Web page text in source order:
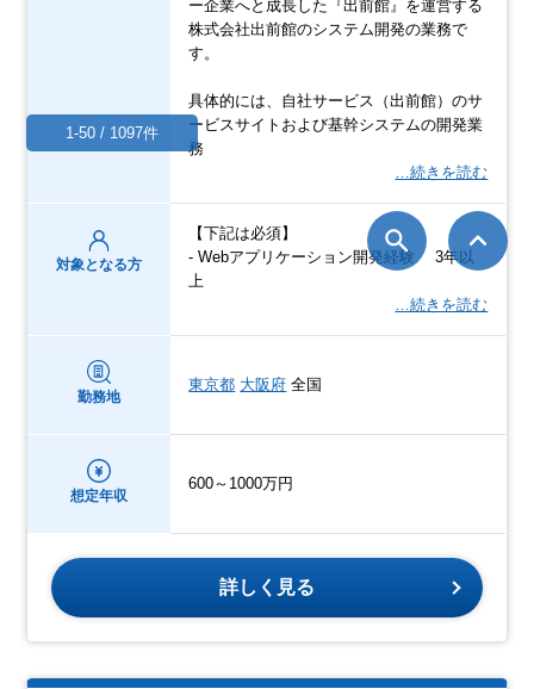
ー企業へと成長した『出前館』を運営する
株式会社出前館のシステム開発の業務で
す。
具体的には、自社サービス（出前館）のサ
ービスサイトおよび基幹システムの開発業
務
…続きを読む
対象となる方
【下記は必須】
- Webアプリケーション開発経験 3年以
上
…続きを読む
勤務地
東京都 大阪府 全国
想定年収
600～1000万円
詳しく見る
1-50 / 1097件